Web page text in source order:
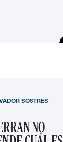
NO
SOSTRES